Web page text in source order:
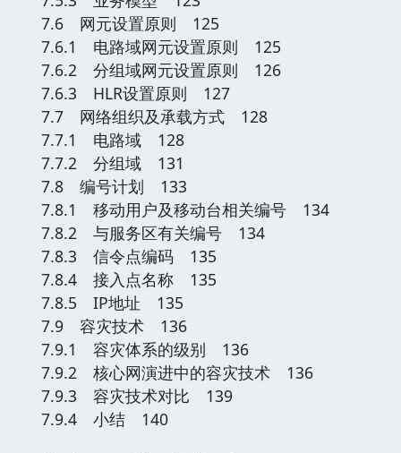
7.6 网元设置原则 125
7.6.1 电路域网元设置原则 125
7.6.2 分组域网元设置原则 126
7.6.3 HLR设置原则 127
7.7 网络组织及承载方式 128
7.7.1 电路域 128
7.7.2 分组域 131
7.8 编号计划 133
7.8.1 移动用户及移动台相关编号 134
7.8.2 与服务区有关编号 134
7.8.3 信令点编码 135
7.8.4 接入点名称 135
7.8.5 IP地址 135
7.9 容灾技术 136
7.9.1 容灾体系的级别 136
7.9.2 核心网演进中的容灾技术 136
7.9.3 容灾技术对比 139
7.9.4 小结 140